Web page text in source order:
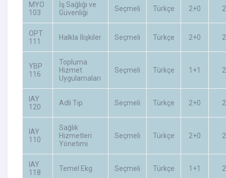
MYO
103
İş Sağlığı ve
Güvenliği
Seçmeli Türkçe 2+0 2
OPT
111
Halkla İlişkiler Seçmeli Türkçe 2+0 2
YBP
116
Topluma
Hizmet
Uygulamaları
Seçmeli Türkçe 1+1 2
IAY
120
Adli Tıp Seçmeli Türkçe 2+0 2
IAY
110
Sağlık
Hizmetleri
Yönetimi
Seçmeli Türkçe 2+0 2
IAY
118
Temel Ekg Seçmeli Türkçe 1+1 2